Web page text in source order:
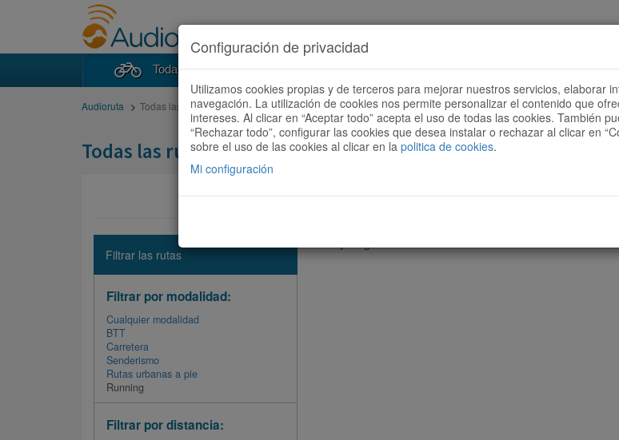
Todas las rutas Buscador de rutas Quieres ser colaborador?
Audioruta Todas las rutas
Todas las rutas
Filtrar las rutas
Filtrar por modalidad:
Cualquier modalidad
BTT
Carretera
Senderismo
Rutas urbanas a pie
Running
Filtrar por distancia:
Configuración de privacidad
Utilizamos cookies propias y de terceros para mejorar nuestros servicios, elaborar
navegación. La utilización de cookies nos permite personalizar el contenido que
intereses. Al clicar en “Aceptar todo” acepta el uso de todas las cookies. También
“Rechazar todo”, configurar las cookies que desea instalar o rechazar al clicar en
sobre el uso de las cookies al clicar en la politica de cookies.
Mi configuración